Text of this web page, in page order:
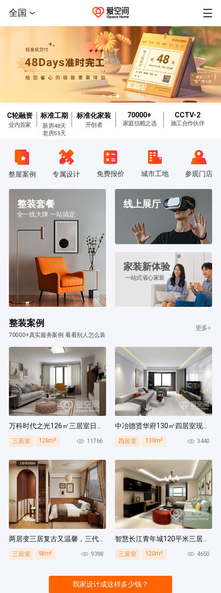
全国
C轮融资
业内首家
标准工期
新房48天
老房55天
标准化家装
开创者
70000+
家庭信赖之选
CCTV-2
施工合作伙伴
整屋案例 专属设计 免费报价 城市工地 参观门店
整装套餐
全一线大牌 一站搞定
线上展厅
家装新体验
一站式省心家装
整装案例
70000+真实服务案例 看看别人怎么装
更多>
万科时代之光126㎡三居室日式风装修案例
三居室 126m² 11766
中冶德贤华府130㎡四居室现代简约风装修案例
四居室 130m² 3440
两居变三居复古又温馨，三代人同住无压力，收纳量超绝！
三居室 98m² 9398
智慧长江青年城120平米三居室现代风装修案例
三居室 120m² 4650
我家设计成这样多少钱？